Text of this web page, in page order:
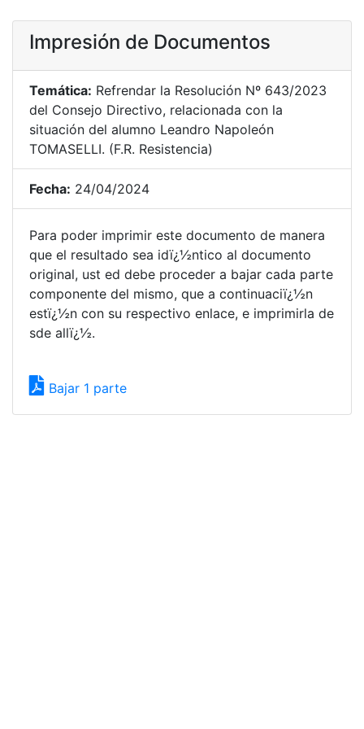
Impresión de Documentos
Temática: Refrendar la Resolución Nº 643/2023
del Consejo Directivo, relacionada con la
situación del alumno Leandro Napoleón
TOMASELLI. (F.R. Resistencia)
Fecha: 24/04/2024
Para poder imprimir este documento de manera
que el resultado sea idï¿½ntico al documento
original, ust ed debe proceder a bajar cada parte
componente del mismo, que a continuaciï¿½n
estï¿½n con su respectivo enlace, e imprimirla de
sde allï¿½.
Bajar 1 parte